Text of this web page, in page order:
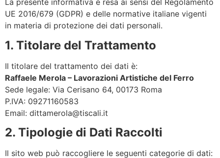
La presente informativa è resa ai sensi del Regolamento
UE 2016/679 (GDPR) e delle normative italiane vigenti
in materia di protezione dei dati personali.
1. Titolare del Trattamento
Il titolare del trattamento dei dati è:
Raffaele Merola – Lavorazioni Artistiche del Ferro
Sede legale: Via Cerisano 64, 00173 Roma
P.IVA: 09271160583
Email: dittamerola@tiscali.it
2. Tipologie di Dati Raccolti
Il sito web può raccogliere le seguenti categorie di dati: